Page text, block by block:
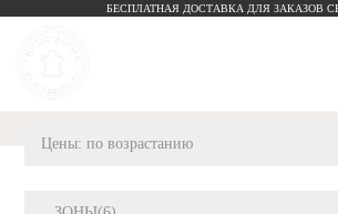
БЕСПЛАТНАЯ ДОСТАВКА ДЛЯ ЗАКАЗОВ